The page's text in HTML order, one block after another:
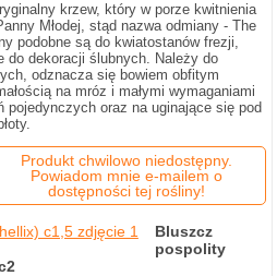
krzew, który w porze kwitnienia
Młodej, stąd nazwa odmiany - The
podobne są do kwiatostanów frezji,
dekoracji ślubnych. Należy do
odznacza się bowiem obfitym
na mróz i małymi wymaganiami
pojedynczych oraz na uginające się pod
Produkt chwilowo niedostępny.
Powiadom mnie e-mailem o
dostępności tej rośliny!
Bluszcz
pospolity